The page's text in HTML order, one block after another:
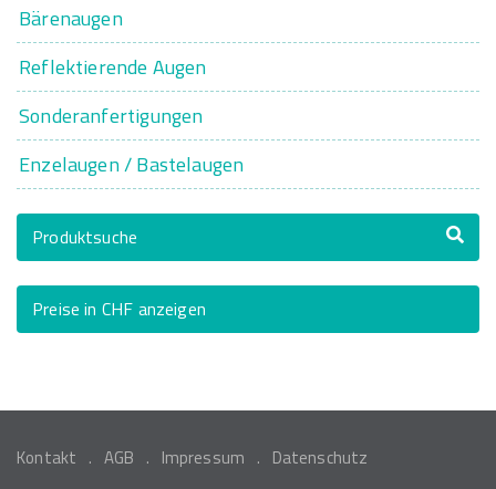
Bärenaugen
Reflektierende Augen
Sonderanfertigungen
Enzelaugen / Bastelaugen
Produktsuche
Preise in CHF anzeigen
Kontakt AGB Impressum Datenschutz